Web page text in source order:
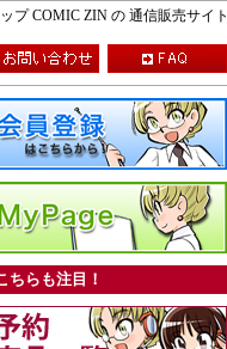
プ COMIC ZIN の 通信販売サイト
ちらも注目！